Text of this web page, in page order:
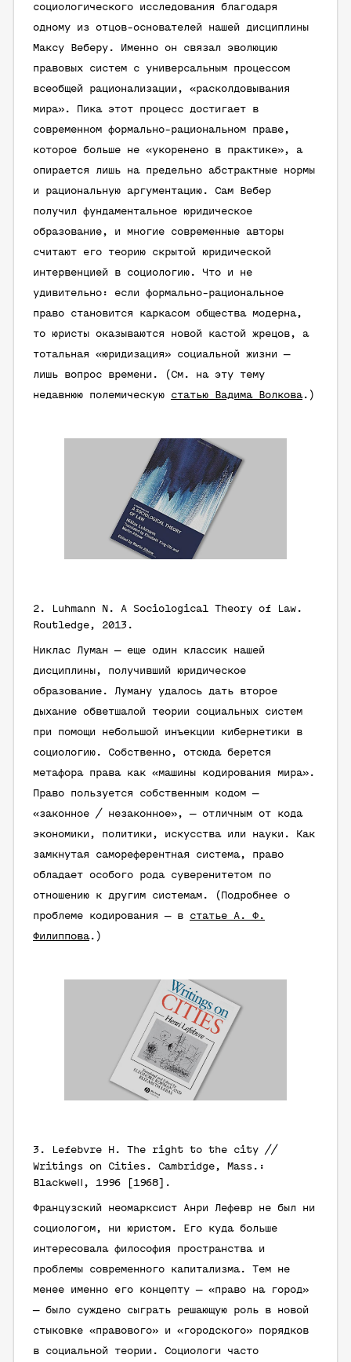
социологического исследования благодаря
одному из отцов-основателей нашей дисциплины
Максу Веберу. Именно он связал эволюцию
правовых систем с универсальным процессом
всеобщей рационализации, «расколдовывания
мира». Пика этот процесс достигает в
современном формально-рациональном праве,
которое больше не «укоренено в практике», а
опирается лишь на предельно абстрактные нормы
и рациональную аргументацию. Сам Вебер
получил фундаментальное юридическое
образование, и многие современные авторы
считают его теорию скрытой юридической
интервенцией в социологию. Что и не
удивительно: если формально-рациональное
право становится каркасом общества модерна,
то юристы оказываются новой кастой жрецов, а
тотальная «юридизация» социальной жизни —
лишь вопрос времени. (См. на эту тему
недавнюю полемическую статью Вадима Волкова.)
2. Luhmann N.
A Sociological Theory of Law.
Routledge, 2013.
Никлас Луман — еще один классик нашей
дисциплины, получивший юридическое
образование. Луману удалось дать второе
дыхание обветшалой теории социальных систем
при помощи небольшой инъекции кибернетики в
социологию. Собственно, отсюда берется
метафора права как «машины кодирования мира».
Право пользуется собственным кодом —
«законное / незаконное», — отличным от кода
экономики, политики, искусства или науки. Как
замкнутая самореферентная система, право
обладает особого рода суверенитетом по
отношению к другим системам. (Подробнее о
проблеме кодирования — в статье А. Ф.
Филиппова.)
3. Lefebvre H.
The right to the city //
Writings on Cities. Cambridge, Mass.:
Blackwell, 1996 [1968].
Французский неомарксист Анри Лефевр не был ни
социологом, ни юристом. Его куда больше
интересовала философия пространства и
проблемы современного капитализма. Тем не
менее именно его концепту — «право на город»
— было суждено сыграть решающую роль в новой
стыковке «правового» и «городского» порядков
в социальной теории. Социологи часто